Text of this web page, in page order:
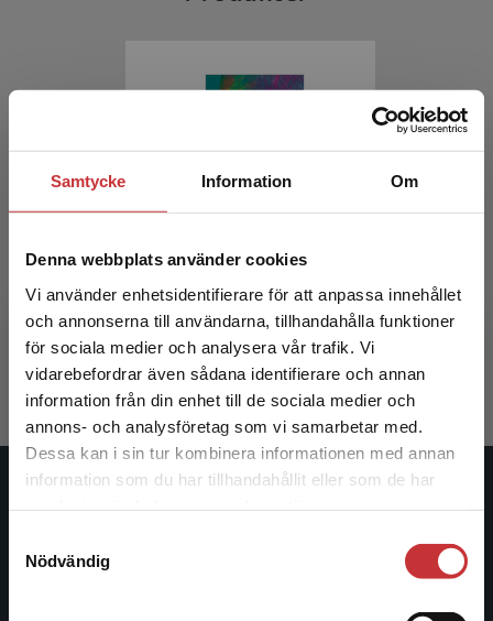
Samtycke Information Om
Denna webbplats använder cookies
Vi använder enhetsidentifierare för att anpassa innehållet
och annonserna till användarna, tillhandahålla funktioner
för sociala medier och analysera vår trafik. Vi
vidarebefordrar även sådana identifierare och annan
information från din enhet till de sociala medier och
annons- och analysföretag som vi samarbetar med.
Dessa kan i sin tur kombinera informationen med annan
information som du har tillhandahållit eller som de har
Nödvändig
Begränsad fraktregion
Det verkar som att du besöker
studentlitteratur.se via en enhet utanför Sverige.
Vi erbjuder inte leveranser utanför Sverige. För
att kunna slutföra ett köp måste
Socialt arbete i skolan
Isaksson, Cristine m.fl. (red.)
385 kr inkl. moms
Exkl. moms: 363 kr
Studentlitteratur
Studentlitteratur grundades 1963 och är idag Sveriges
ledande utbildningsförlag. Med läromedel, kurslitteratur,